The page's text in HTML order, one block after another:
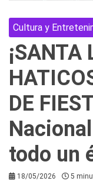
Cultura y
¡SANTA
DE
todo un
18/05/2026 5